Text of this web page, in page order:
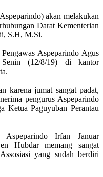
akan melakukan
Darat Kementerian
S.H, M.Si.
Aspeparindo Agus
(12/8/19) di kantor
karena jumat sangat padat,
pengurus Aspeparindo
Ketua Paguyuban Perantau
Irfan Januar
Hubdar memang sangat
yang sudah berdiri